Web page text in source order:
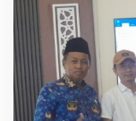
e
l